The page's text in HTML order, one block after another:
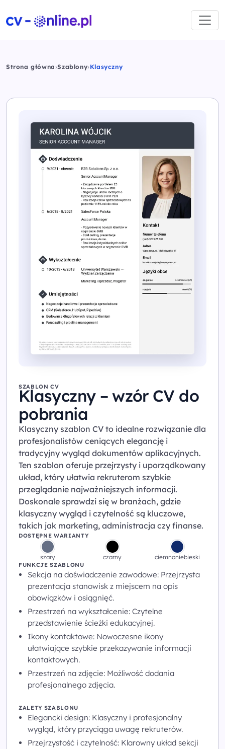
Strona główna›Szablony› Klasyczny
SZABLON CV
Klasyczny – wzór CV do
pobrania
Klasyczny szablon CV to idealne rozwiązanie dla
profesjonalistów ceniących elegancję i
tradycyjny wygląd dokumentów aplikacyjnych.
Ten szablon oferuje przejrzysty i uporządkowany
układ, który ułatwia rekruterom szybkie
przeglądanie najważniejszych informacji.
Doskonale sprawdzi się w branżach, gdzie
klasyczny wygląd i czytelność są kluczowe,
takich jak marketing, administracja czy finanse.
DOSTĘPNE WARIANTY
szary czarny ciemnoniebieski
FUNKCJE SZABLONU
Sekcja na doświadczenie zawodowe: Przejrzysta
prezentacja stanowisk z miejscem na opis
obowiązków i osiągnięć.
Przestrzeń na wykształcenie: Czytelne
przedstawienie ścieżki edukacyjnej.
Ikony kontaktowe: Nowoczesne ikony
ułatwiające szybkie przekazywanie informacji
kontaktowych.
Przestrzeń na zdjęcie: Możliwość dodania
profesjonalnego zdjęcia.
ZALETY SZABLONU
Elegancki design: Klasyczny i profesjonalny
wygląd, który przyciąga uwagę rekruterów.
Przejrzystość i czytelność: Klarowny układ sekcji